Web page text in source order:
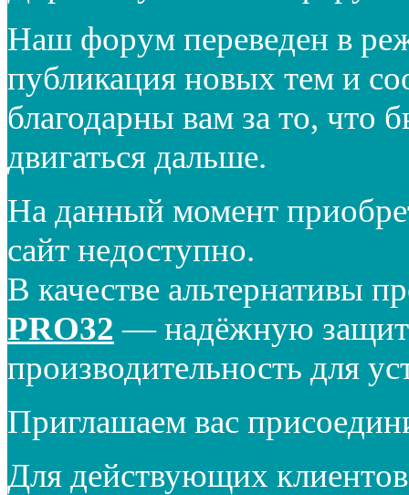
Наш форум переведен в
публикация новых тем и
благодарны вам за то, что
двигаться дальше.
На данный момент
сайт недоступно.
В качестве альтернативы
PRO32 — надёжную
производительность для
Приглашаем вас
Для действующих